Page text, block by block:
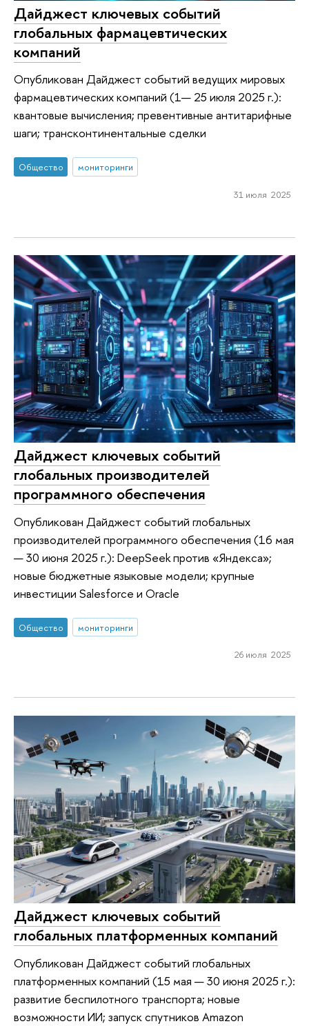
Дайджест ключевых событий
глобальных фармацевтических
компаний
Опубликован Дайджест событий ведущих мировых
фармацевтических компаний (1— 25 июля 2025 г.):
квантовые вычисления; превентивные антитарифные
шаги; трансконтинентальные сделки
Общество мониторинги
31 июля 2025
Дайджест ключевых событий
глобальных производителей
программного обеспечения
Опубликован Дайджест событий глобальных
производителей программного обеспечения (16 мая
— 30 июня 2025 г.): DeepSeek против «Яндекса»;
новые бюджетные языковые модели; крупные
инвестиции Salesforce и Oracle
Общество мониторинги
26 июля 2025
Дайджест ключевых событий
глобальных платформенных компаний
Опубликован Дайджест событий глобальных
платформенных компаний (15 мая — 30 июня 2025 г.):
развитие беспилотного транспорта; новые
возможности ИИ; запуск спутников Amazon